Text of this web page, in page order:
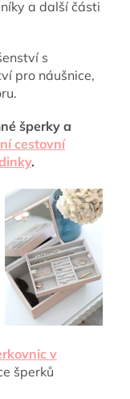
a další části
s
pro náušnice,
šperky a
cestovní
.
v
šperků